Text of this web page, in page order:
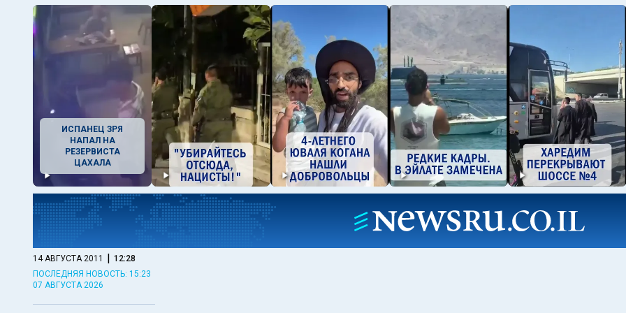
ИСПАНЕЦ ЗРЯ
НАПАЛ НА
РЕЗЕРВИСТА
ЦАХАЛА
14 АВГУСТА 2011 | 12:28
ПОСЛЕДНЯЯ НОВОСТЬ: 15:23
07 АВГУСТА 2026